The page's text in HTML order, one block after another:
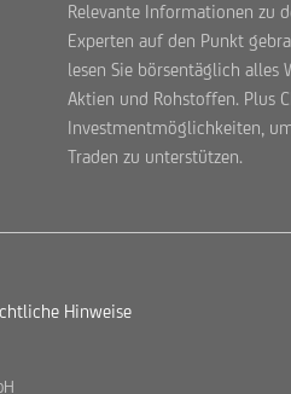
Relevante Informationen zu
Experten auf den Punkt
lesen Sie börsentäglich alles
Aktien und Rohstoffen. Plus
Investmentmöglichkeiten,
Traden zu unterstützen.
Hinweise